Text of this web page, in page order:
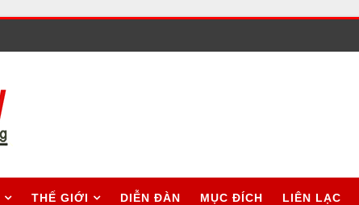
THẾ GIỚI DIỄN ĐÀN MỤC ĐÍCH LIÊN LẠC